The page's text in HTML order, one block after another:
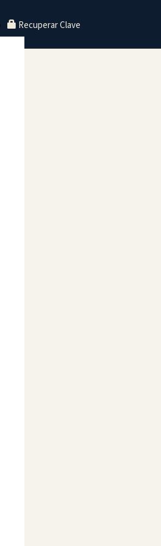
Recuperar Clave